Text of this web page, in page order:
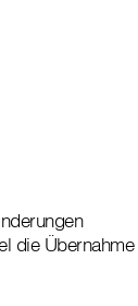
die Übernahme